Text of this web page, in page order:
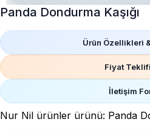
Panda Dondurma Kaşığı
Ürün Özellikleri
Fiyat
İletişim
Nur Nil ürünler ürünü: Panda